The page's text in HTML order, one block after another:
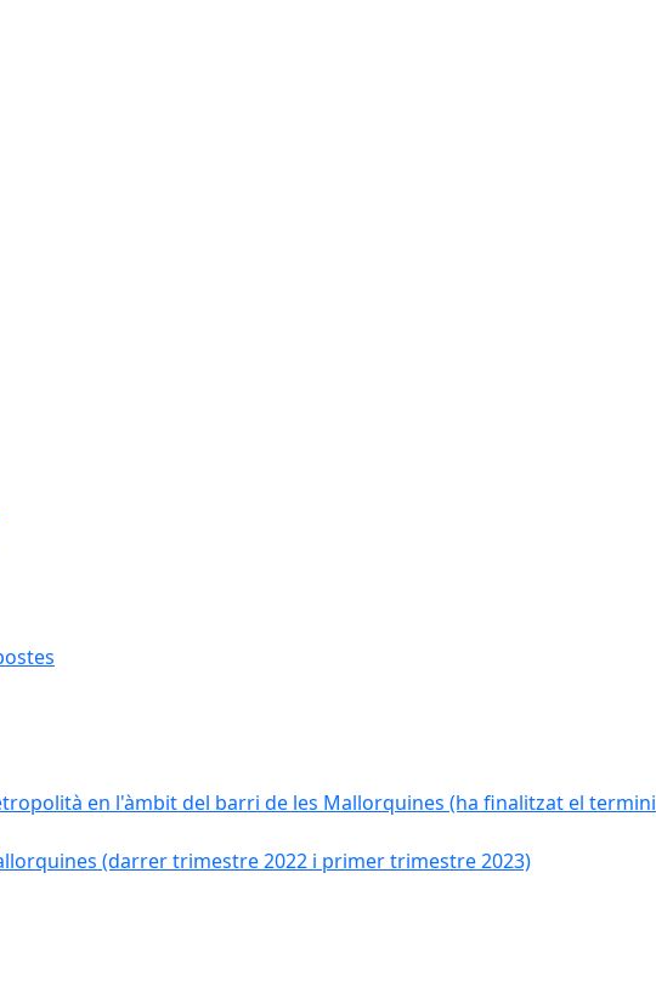
en l'àmbit del barri de les Mallorquines (ha finalitzat el termini
(darrer trimestre 2022 i primer trimestre 2023)